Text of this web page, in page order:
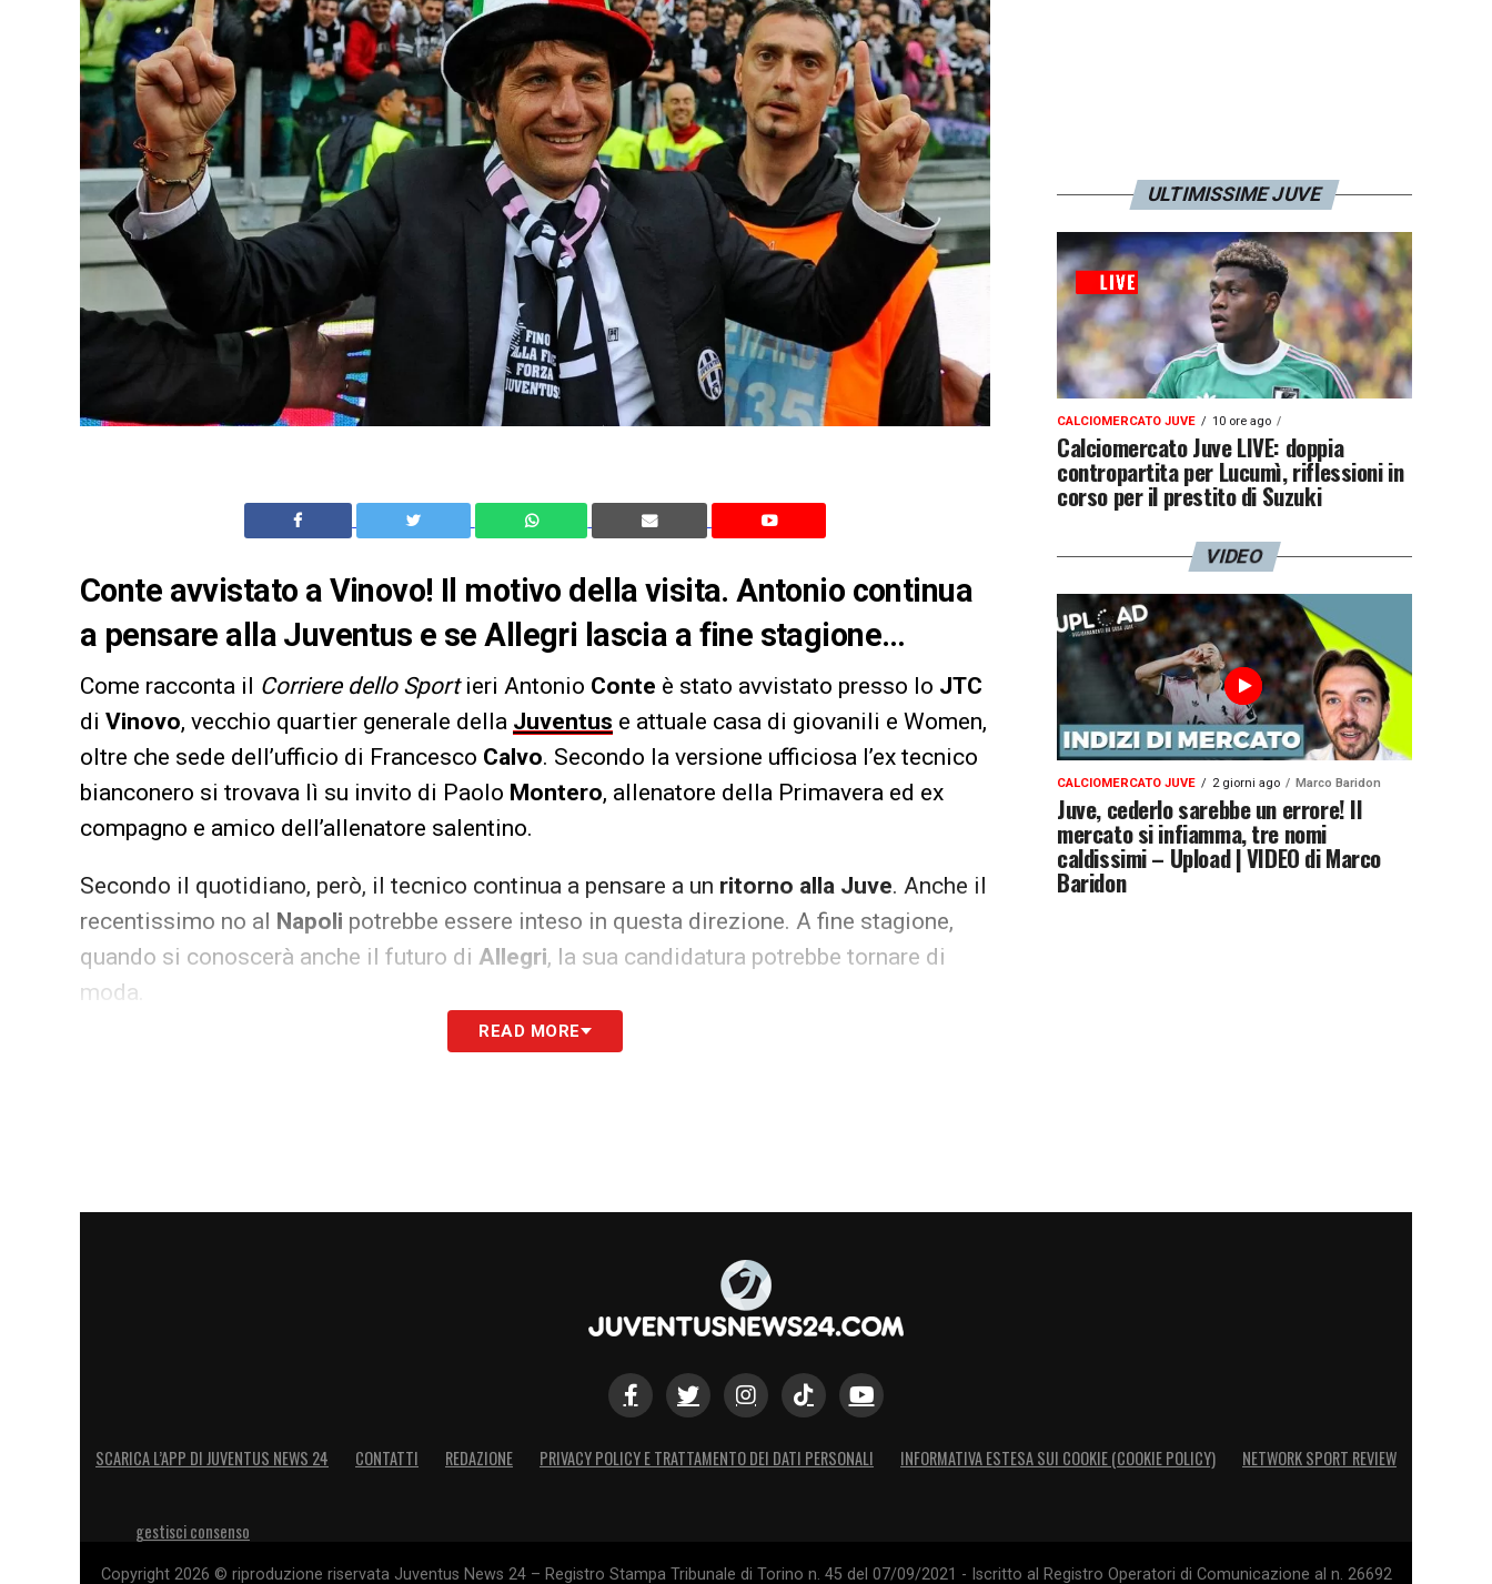
Conte avvistato a Vinovo! Il motivo della visita. Antonio continua
a pensare alla Juventus e se Allegri lascia a fine stagione…
Come racconta il Corriere dello Sportieri Antonio Conte è stato avvistato presso lo JTC
di Vinovo, vecchio quartier generale della Juventus e attuale casa di giovanili e Women,
oltre che sede dell’ufficio di Francesco Calvo. Secondo la versione ufficiosa l’ex tecnico
bianconero si trovava lì su invito di Paolo Montero, allenatore della Primavera ed ex
compagno e amico dell’allenatore salentino.
Secondo il quotidiano, però, il tecnico continua a pensare a un ritorno alla Juve. Anche il
recentissimo no al Napoli potrebbe essere inteso in questa direzione. A fine stagione,
quando si conoscerà anche il futuro di Allegri, la sua candidatura potrebbe tornare di
moda.
READ MORE
ULTIMISSIME JUVE
CALCIOMERCATO JUVE 10 ore ago
Calciomercato Juve LIVE: doppia
contropartita per Lucumì, riflessioni in
corso per il prestito di Suzuki
VIDEO
CALCIOMERCATO JUVE 2 giorni ago Marco Baridon
Juve, cederlo sarebbe un errore! Il
mercato si infiamma, tre nomi
caldissimi – Upload | VIDEO di Marco
Baridon
SCARICA L’APP DI JUVENTUS NEWS 24 CONTATTI REDAZIONE PRIVACY POLICY E TRATTAMENTO DEI DATI PERSONALI INFORMATIVA ESTESA SUI COOKIE (COOKIE POLICY) NETWORK SPORT REVIEW
gestisci consenso
Copyright 2026 © riproduzione riservata Juventus News 24 – Registro Stampa Tribunale di Torino n. 45 del 07/09/2021 - Iscritto al Registro Operatori di Comunicazione al n. 26692